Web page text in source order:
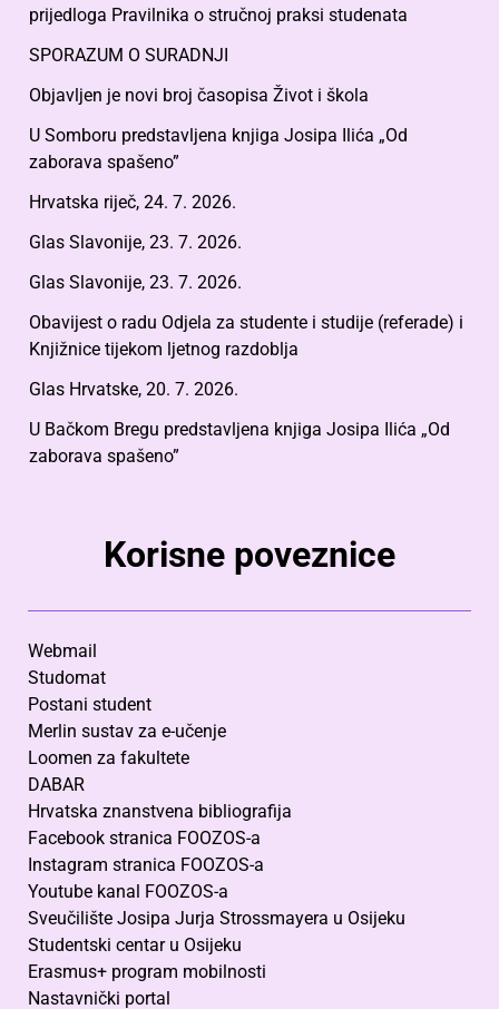
prijedloga Pravilnika o stručnoj praksi studenata
SPORAZUM O SURADNJI
Objavljen je novi broj časopisa Život i škola
U Somboru predstavljena knjiga Josipa Ilića „Od
zaborava spašeno”
Hrvatska riječ, 24. 7. 2026.
Glas Slavonije, 23. 7. 2026.
Glas Slavonije, 23. 7. 2026.
Obavijest o radu Odjela za studente i studije (referade) i
Knjižnice tijekom ljetnog razdoblja
Glas Hrvatske, 20. 7. 2026.
U Bačkom Bregu predstavljena knjiga Josipa Ilića „Od
zaborava spašeno”
Korisne poveznice
Webmail
Studomat
Postani student
Merlin sustav za e-učenje
Loomen za fakultete
DABAR
Hrvatska znanstvena bibliografija
Facebook stranica FOOZOS-a
Instagram stranica FOOZOS-a
Youtube kanal FOOZOS-a
Sveučilište Josipa Jurja Strossmayera u Osijeku
Studentski centar u Osijeku
Erasmus+ program mobilnosti
Nastavnički portal